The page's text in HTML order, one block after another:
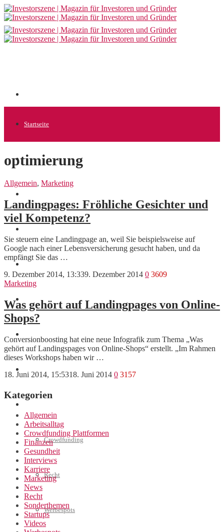
Startseite
Allgemein
Marketing
Crowdfunding
Recht
Werbespots
optimierung
Allgemein, Marketing
Landingpages: Fröhliche Gesichter und
viel Kompetenz?
Sie steuern eine Landingpage an, weil Sie beispielsweise auf
Google nach einer Lebensversicherung gesucht haben, und da
empfängt Sie das …
9. Dezember 2014, 13:339. Dezember 2014 0 3609
Marketing
Was gehört auf Landingpages von Online-
Shops?
Conversionboosting hat eine neue Infografik zum Thema „Was
gehört auf Landingspages von Online-Shops“ erstellt. „Im Rahmen
dieses Workshops haben wir …
18. Juni 2014, 15:5318. Juni 2014 0 3157
Kategorien
Allgemein
Arbeitsalltag
Crowdfunding Plattformen
Finanzen
Gesundheit
Interviews
Karriere
Marketing
News
Recht
Sonderthemen
Startups
Videos